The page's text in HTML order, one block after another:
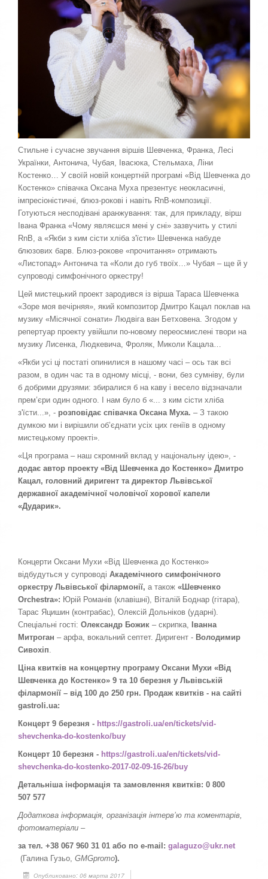
Стильне і сучасне звучання віршів Шевченка, Франка, Лесі
Українки, Антонича, Чубая, Івасюка, Стельмаха, Ліни
Костенко… У своїй новій концертній програмі «Від Шевченка до
Костенко» співачка Оксана Муха презентує неокласичні,
імпресіоністичні, блюз-рокові і навіть RnB-композиції.
Готуються несподівані аранжування: так, для прикладу, вірш
Івана Франка «Чому являєшся мені у сні» зазвучить у стилі
RnB, а «Якби з ким сісти хліба з'їсти» Шевченка набуде
блюзових барв. Блюз-рокове «прочитання» отримають
«Листопад» Антонича та «Коли до губ твоїх…» Чубая – ще й у
супроводі симфонічного оркестру!
Цей мистецький проект зародився із вірша Тараса Шевченка
«Зоре моя вечірняя», який композитор Дмитро Кацал поклав на
музику «Місячної сонати» Людвіга ван Бетховена. Згодом у
репертуар проекту увійшли по-новому переосмислені твори на
музику Лисенка, Людкевича, Фроляк, Миколи Кацала…
«Якби усі ці постаті опинилися в нашому часі – ось так всі
разом, в один час та в одному місці, - вони, без сумніву, були
б добрими друзями: збиралися б на каву і весело відзначали
прем’єри один одного. І нам було б «... з ким сісти хліба
з'їсти...», - розповідає співачка Оксана Муха. – З такою
думкою ми і вирішили об’єднати усіх цих геніїв в одному
мистецькому проекті».
«Ця програма – наш скромний вклад у національну ідею», -
додає автор проекту «Від Шевченка до Костенко» Дмитро
Кацал, головний диригент та директор Львівської
державної академічної чоловічої хорової капели
«Дударик».
Концерти Оксани Мухи «Від Шевченка до Костенко»
відбудуться у супроводі Академічного симфонічного
оркестру Львівської філармонії, а також «Шевченко
Orchestra»: Юрій Романів (клавішні), Віталій Боднар (гітара),
Тарас Яцишин (контрабас), Олексій Дольніков (ударні).
Спеціальні гості: Олександр Божик – скрипка,
Іванна
Митроган – арфа, вокальний септет. Диригент - Володимир
Сивохіп
Ціна квитків на концертну програму Оксани Мухи «Від
Шевченка до Костенко» 9 та 10 березня у Львівській
філармонії – від 100 до 250 грн. Продаж квитків - на сайті
gastroli.ua:
Концерт 9 березня - https://gastroli.ua/en/tickets/vid-
shevchenka-do-kostenko/buy
Концерт 10 березня - https://gastroli.ua/en/tickets/vid-
shevchenka-do-kostenko-2017-02-09-16-26/buy
Детальніша інформація та замовлення квитків: 0 800
507 577
Додаткова інформація, організація інтерв’ю та коментарів,
фотоматеріали –
за тел. +38 067 960 31 01 або по e-mail: galaguzo@ukr.net
(Галина Гузьо, GMGpromo).
Опубликовано: 06 марта 2017